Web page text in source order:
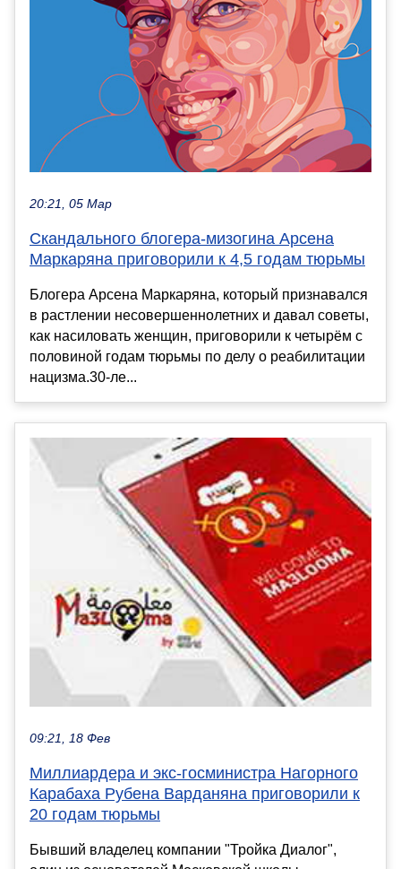
20:21, 05 Мар
Скандального блогера-мизогина Арсена
Маркаряна приговорили к 4,5 годам тюрьмы
Блогера Арсена Маркаряна, который признавался
в растлении несовершеннолетних и давал советы,
как насиловать женщин, приговорили к четырём с
половиной годам тюрьмы по делу о реабилитации
нацизма.30-ле...
09:21, 18 Фев
Миллиардера и экс-госминистра Нагорного
Карабаха Рубена Варданяна приговорили к
20 годам тюрьмы
Бывший владелец компании "Тройка Диалог",